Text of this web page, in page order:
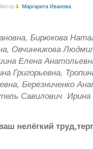
Автор Маргарита Иванова
Бирюкова
Овчинникова
Елена
Григорьевна,
Березниченко
Савилович Ирина
нелёгкий